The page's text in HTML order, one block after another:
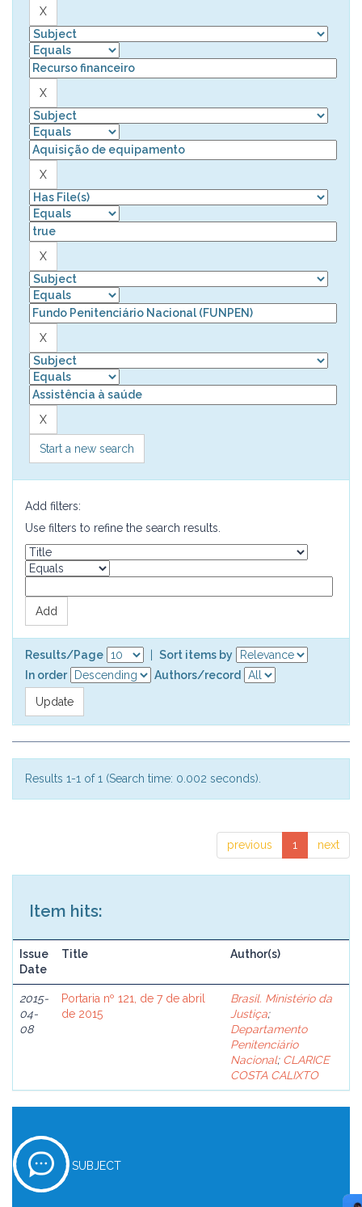
Start a new search
Add filters:
Use filters to refine the search results.
Results/Page
Sort items by
In order
Authors/record
Results 1-1 of 1 (Search time: 0.002 seconds).
previous 1 next
Item hits:
Issue
Date
Title Author(s)
2015-
04-
08
Portaria nº 121, de 7 de abril
de 2015
Brasil. Ministério da
Justiça;
Departamento
Penitenciário
Nacional; CLARICE
COSTA CALIXTO
SUBJECT